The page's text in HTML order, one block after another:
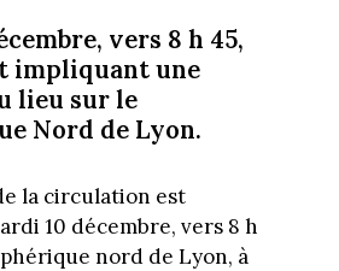
vers 8 h 45,
impliquant une
lieu sur le
Nord de Lyon.
la circulation est
10 décembre, vers 8 h
nord de Lyon, à